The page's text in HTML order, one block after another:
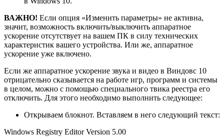
ВАЖНО! Если опция «Изменить параметры» не активна,
значит, возможность включить/выключить аппаратное
ускорение отсутствует на вашем ПК в силу технических
характеристик вашего устройства. Или же, аппаратное
ускорение уже включено.
Если же аппаратное ускорение звука и видео в Виндовс 10
отрицательно сказывается на работе игр, программ и системы
в целом, можно с помощью специального твика реестра его
отключить. Для этого необходимо выполнить следующее:
Открываем блокнот. Вставляем в него следующий текст:
Windows Registry Editor Version 5.00